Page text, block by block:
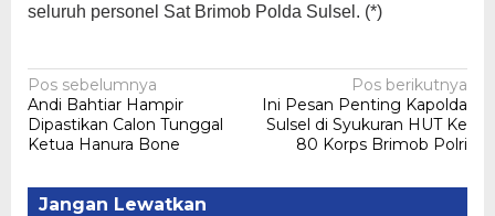
seluruh personel Sat Brimob Polda Sulsel. (*)
Navigasi
pos
Pos sebelumnya
Andi Bahtiar Hampir
Dipastikan Calon Tunggal
Ketua Hanura Bone
Pos berikutnya
Ini Pesan Penting Kapolda
Sulsel di Syukuran HUT Ke
80 Korps Brimob Polri
Jangan Lewatkan